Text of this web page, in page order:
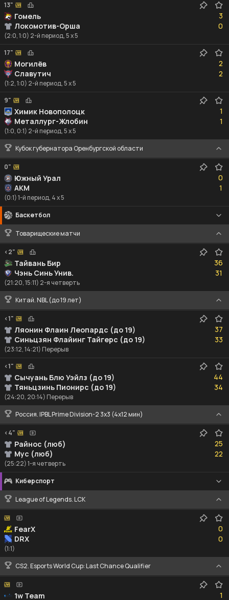
13"
Гомель
Локомотив-Орша
3
3
0
0
(2:0, 1:0) 2-й период, 5 x 5
17"
Могилёв
Славутич
2
2
2
2
(1:2, 1:0) 2-й период, 5 x 5
9"
Химик Новополоцк
Металлург-Жлобин
1
11
1
(1:0, 0:1) 2-й период, 5 x 5
Кубок губернатора Оренбургской области
0"
Южный Урал
АКМ
0
0
1
1
(0:1) 1-й период, 4 x 5
Баскетбол
Товарищеские матчи
<2"
Тайвань Бир
Чэнь Синь Унив.
36
36
31
31
(21:20, 15:11) 2-я четверть
Китай. NBL (до 19 лет)
<1"
Ляонин Флаин Леопардс (до 19)
Синьцзян Флайинг Тайгерс (до 19)
37
37
33
33
(23:12, 14:21) Перерыв
<1"
Сычуань Блю Уэйлз (до 19)
Тяньцзинь Пионирс (до 19)
44
44
34
34
(24:20, 20:14) Перерыв
Россия. IPBL Prime Division-2 3x3 (4x12 мин)
<4"
Райнос (люб)
Мус (люб)
25
25
22
22
(25:22) 1-я четверть
Киберспорт
League of Legends. LCK
FearX
DRX
0
0
0
0
(1:1)
CS2. Esports World Cup: Last Chance Qualifier
1w Team
1
11